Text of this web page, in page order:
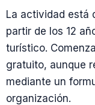
La actividad está
partir de los 12
turístico.
gratuito, aunque
mediante un
organización.